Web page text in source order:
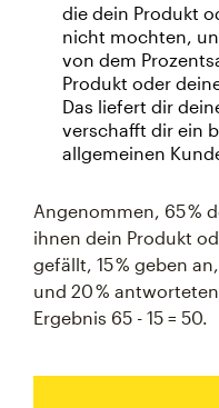
die dein Produkt
nicht mochten,
von dem
Produkt oder
Das liefert dir
verschafft dir ein
allgemeinen
Angenommen, 65 %
ihnen dein Produkt
gefällt, 15 % geben
und 20 %
Ergebnis 65 - 15 = 50.